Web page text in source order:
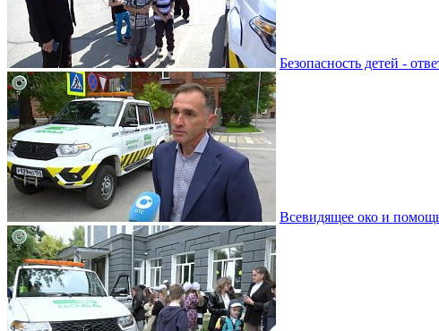
Безопасность детей -
Всевидящее око и